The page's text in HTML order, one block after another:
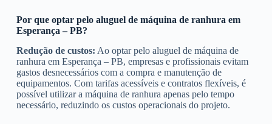
Por que optar pelo aluguel de máquina de ranhura em
Esperança – PB?
Redução de custos: Ao optar pelo aluguel de máquina de
ranhura em Esperança – PB, empresas e profissionais evitam
gastos desnecessários com a compra e manutenção de
equipamentos. Com tarifas acessíveis e contratos flexíveis, é
possível utilizar a máquina de ranhura apenas pelo tempo
necessário, reduzindo os custos operacionais do projeto.